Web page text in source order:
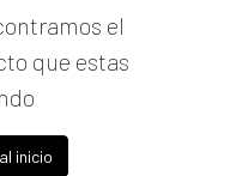
el
que estas
inicio